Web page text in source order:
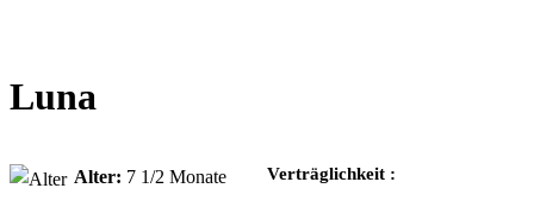
Luna
Alter: 7 1/2 Monate Verträglichkeit :